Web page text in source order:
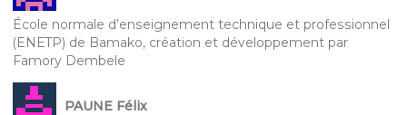
École normale d’enseignement technique et professionnel
(ENETP) de Bamako, création et développement par
Famory Dembele
PAUNE Félix